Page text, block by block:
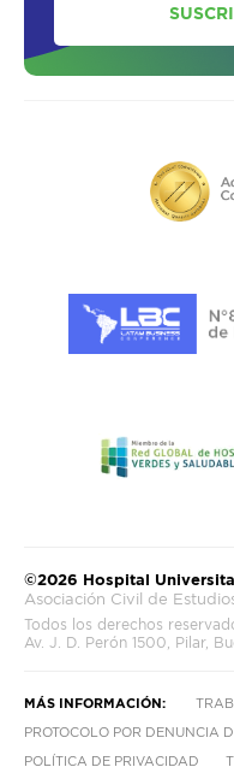
©2026 Hospital
Asociación Civil de
Todos los derechos
Av. J. D. Perón 1500, Pilar,
MÁS INFORMACIÓN:
PROTOCOLO POR DENUNCIA
POLÍTICA DE PRIVACIDAD